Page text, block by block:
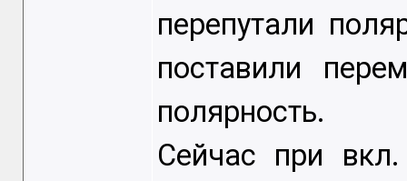
перепутали
поставили
полярность.
Сейчас при